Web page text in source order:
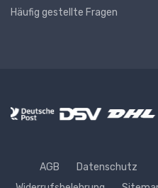
Häufig gestellte Fragen
AGB
Datenschutz